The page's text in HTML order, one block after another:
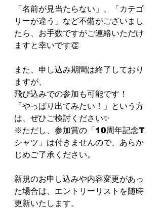
「名前が見当たらない」、「カテゴ
リーが違う」など不備がございまし
たら、お手数ですがご連絡いただけ
ますと幸いです👏
⁡⁡また、申し込み期間は終了しており
ますが、
⁡飛び込みでの参加も可能です！⁡
⁡「やっぱり出てみたい！」という方
は、ぜひご検討ください✨
⁡※ただし、参加賞の「10周年記念T
シャツ」は付きませんので、あらか
じめご了承ください。
新規のお申し込みや内容変更があっ
た場合は、エントリーリストを随時
更新いたします。